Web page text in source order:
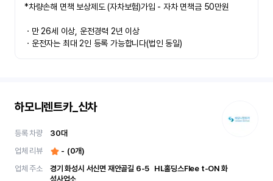
*차량손해 면책 보상제도 (자차보험)가입 - 자차 면책금 50만원
ㆍ만 26세 이상, 운전경력 2년 이상
ㆍ운전자는 최대 2인 등록 가능합니다(법인 동일)
하모니렌트카_신차
등록 차량 30대
업체 리뷰
- (0개)
업체 주소
경기 화성시 서신면 재안골길 6-5	 HL홀딩스Flee t-ON 화
성사업소